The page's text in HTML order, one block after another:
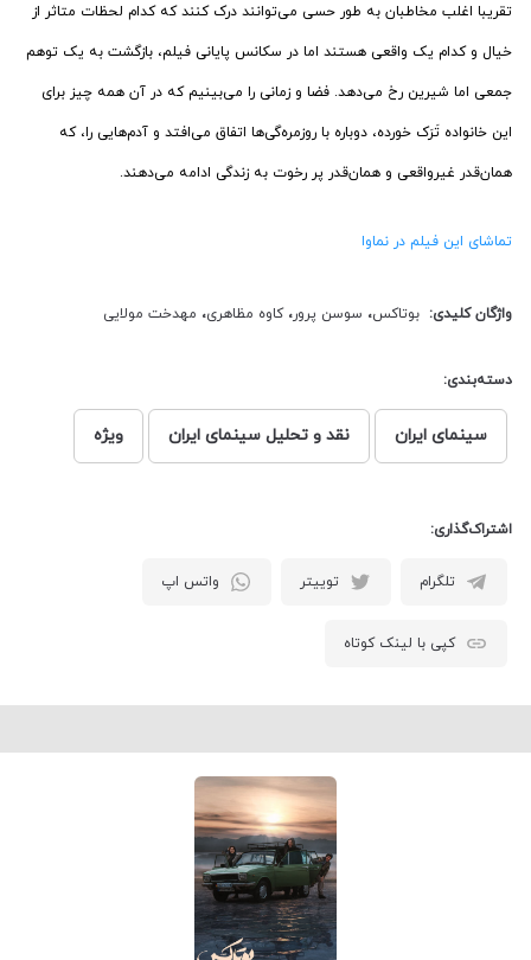
تقریبا اغلب مخاطبان به طور حسی می‌توانند درک کنند که کدام لحظات متاثر از
خیال و کدام یک واقعی هستند اما در سکانس پایانی فیلم، بازگشت به یک توهم
جمعی اما شیرین رخ می‌دهد. فضا و زمانی را می‌بینیم که در آن همه چیز برای
این خانواده تَرَک خورده، دوباره با روزمره‌گی‌ها اتفاق می‌افتد و آدم‌هایی را، که
همان‌قدر غیرواقعی و همان‌قدر پر رخوت به زندگی ادامه می‌دهند.
تماشای این فیلم در نماوا
واژگان کلیدی: بوتاکس، سوسن پرور، کاوه مظاهری، مهدخت مولایی
دسته‌بندی:
سینمای ایران نقد و تحلیل سینمای ایران ویژه
اشتراک‌گذاری:
تلگرام توییتر واتس اپ
کپی با لینک کوتاه